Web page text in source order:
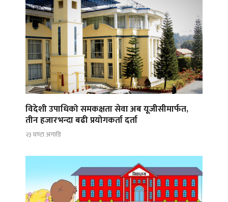
विदेशी उपाधिको समकक्षता सेवा अब यूजीसीमार्फत,
तीन हजारभन्दा बढी प्रयोगकर्ता दर्ता
२३ घण्टा अगाडि